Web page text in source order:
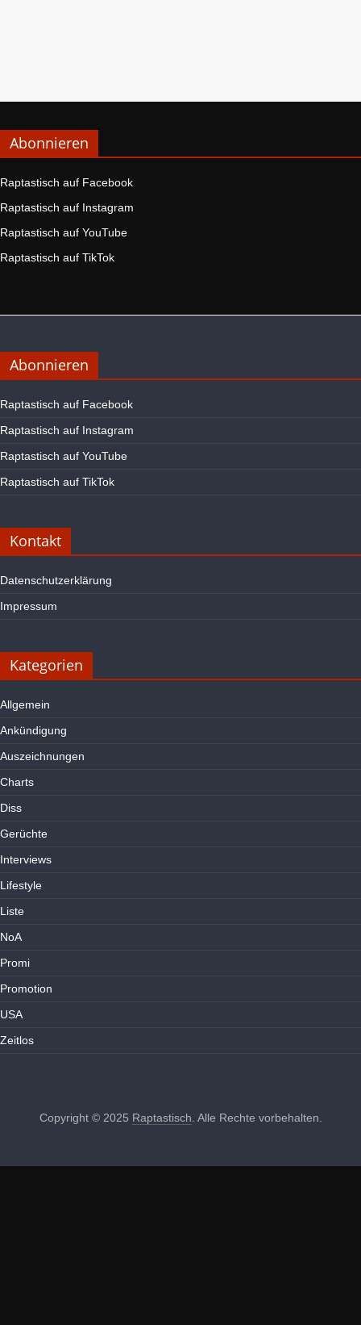
Abonnieren
Raptastisch auf Facebook
Raptastisch auf Instagram
Raptastisch auf YouTube
Raptastisch auf TikTok
Abonnieren
Raptastisch auf Facebook
Raptastisch auf Instagram
Raptastisch auf YouTube
Raptastisch auf TikTok
Kontakt
Datenschutzerklärung
Impressum
Kategorien
Allgemein
Ankündigung
Auszeichnungen
Charts
Diss
Gerüchte
Interviews
Lifestyle
Liste
NoA
Promi
Promotion
USA
Zeitlos
Copyright © 2025 Raptastisch. Alle Rechte vorbehalten.